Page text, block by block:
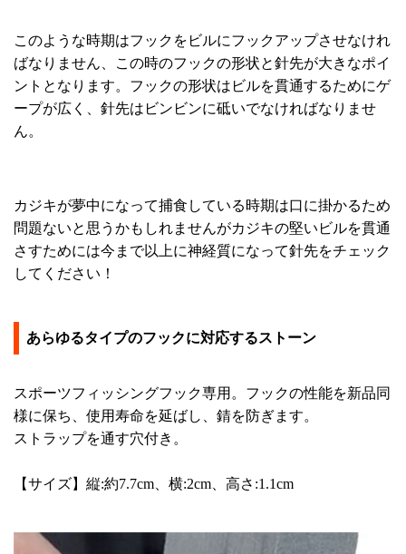
このような時期はフックをビルにフックアップさせなけれ
ばなりません、この時のフックの形状と針先が大きなポイ
ントとなります。フックの形状はビルを貫通するためにゲ
ープが広く、針先はビンビンに砥いでなければなりませ
ん。
カジキが夢中になって捕食している時期は口に掛かるため
問題ないと思うかもしれませんがカジキの堅いビルを貫通
さすためには今まで以上に神経質になって針先をチェック
してください！
あらゆるタイプのフックに対応するストーン
スポーツフィッシングフック専用。フックの性能を新品同
様に保ち、使用寿命を延ばし、錆を防ぎます。
ストラップを通す穴付き。
【サイズ】縦:約7.7cm、横:2cm、高さ:1.1cm